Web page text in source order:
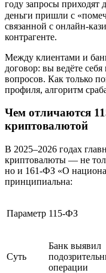
году запросы приходят
деньги пришли с
связанной с онлайн-
контрагенте.
Между клиентами и
договор: вы ведёте
вопросов. Как только
профиля, алгоритм
Чем отличаются
криптовалютой
В 2025–2026 годах
криптовалюты — не
но и 161-ФЗ «О
принципиальна:
Параметр 115-ФЗ
Суть
Банк выявил
операции